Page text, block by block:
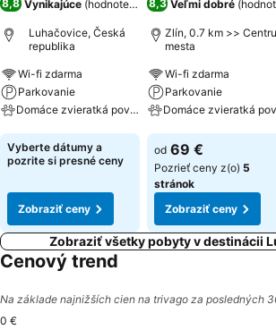
8,8 Vynikajúce (hodnotenia: 1 059)
Luhačovice, Česká
republika
Wi-fi zdarma
Parkovanie
Domáce zvieratká povolené
Zobraziť ceny
Vyberte dátumy a
pozrite si presné ceny
Zobraziť ceny
8,3 Veľmi dobré (
Zlín, 0.7 km >>
mesta
Wi-fi zdarma
Parkovanie
Zobraziť ceny
od 69 €
Pozrieť ceny z(o) 5
stránok
Zobraziť ceny
Zobraziť všetky pobyty v destinácii
Cenový trend
Na základe najnižších cien na trivago za posledných
0 €